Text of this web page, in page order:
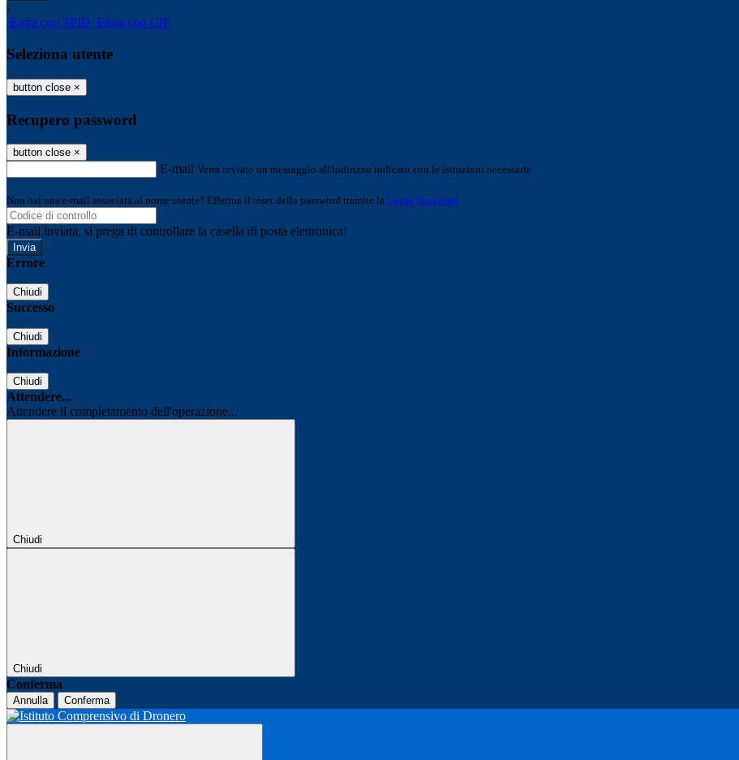
-
Entra con SPID Entra con CIE
Seleziona utente
button close ×
Recupero password
button close ×
E-mail Verrà inviato un messaggio all'indirizzo indicato con le istruzioni necessarie.
Non hai una e-mail associata al nome utente? Effettua il reset della password tramite la Login Spaggiari
E-mail inviata, si prega di controllare la casella di posta elettronica!
Errore
Chiudi
Successo
Chiudi
Informazione
Chiudi
Attendere...
Attendere il completamento dell'operazione...
Chiudi
Chiudi
Conferma
Annulla Conferma